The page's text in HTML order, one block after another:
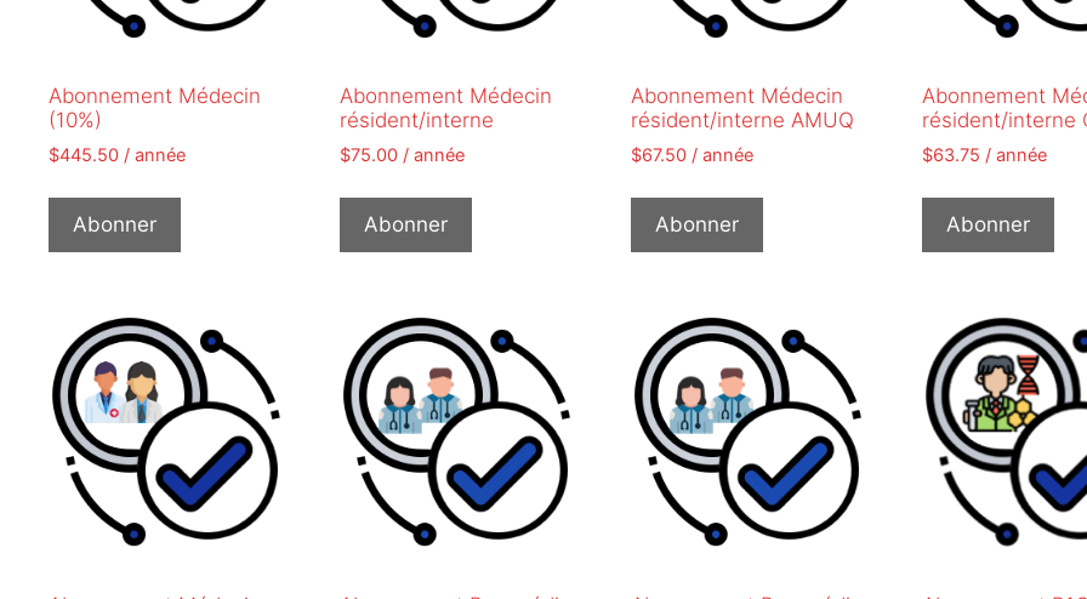
Abonnement Médecin
(10%)
$445.50 / année
Abonner
Abonnement Médecin
résident/interne
$75.00 / année
Abonner
Abonnement Médecin
résident/interne AMUQ
$67.50 / année
Abonner
Abonnement
résident/interne
$63.75 / année
Abonner